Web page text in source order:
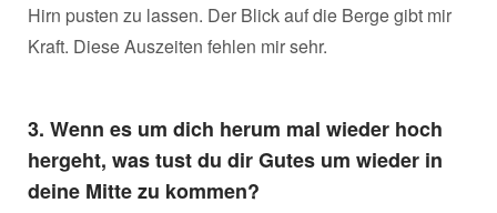
Hirn pusten zu lassen. Der Blick auf die Berge gibt mir
Kraft. Diese Auszeiten fehlen mir sehr.
3. Wenn es um dich herum mal wieder hoch
hergeht, was tust du dir Gutes um wieder in
deine Mitte zu kommen?